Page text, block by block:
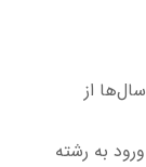
از
به رشته